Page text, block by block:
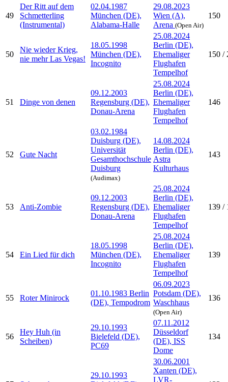
49
Der Ritt auf dem
Schmetterling
(Instrumental)
02.04.1987
München (DE),
Alabama-Halle
29.08.2023
Wien (A),
Arena (Open Air)
150
50
Nie wieder Krieg,
nie mehr Las Vegas!
18.05.1998
München (DE),
Incognito
25.08.2024
Berlin (DE),
Ehemaliger
Flughafen
Tempelhof
150 /
51 Dinge von denen
09.12.2003
Regensburg (DE),
Donau-Arena
25.08.2024
Berlin (DE),
Ehemaliger
Flughafen
Tempelhof
146
52 Gute Nacht
03.02.1984
Duisburg (DE),
Universität
Gesamthochschule
Duisburg
(Audimax)
14.08.2024
Berlin (DE),
Astra
Kulturhaus
143
53 Anti-Zombie
09.12.2003
Regensburg (DE),
Donau-Arena
25.08.2024
Berlin (DE),
Ehemaliger
Flughafen
Tempelhof
139 /
54 Ein Lied für dich
18.05.1998
München (DE),
Incognito
25.08.2024
Berlin (DE),
Ehemaliger
Flughafen
Tempelhof
139
55 Roter Minirock
01.10.1983 Berlin
(DE), Tempodrom
06.09.2023
Potsdam (DE),
Waschhaus
(Open Air)
136
56
Hey Huh (in
Scheiben)
29.10.1993
Bielefeld (DE),
PC69
07.11.2012
Düsseldorf
(DE), ISS
Dome
134
29.10.1993
30.06.2001
Xanten (DE),
LVR-